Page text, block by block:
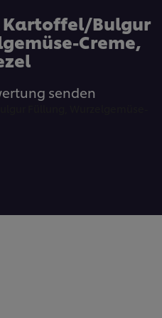
Bulgur
Creme,
Keine senden